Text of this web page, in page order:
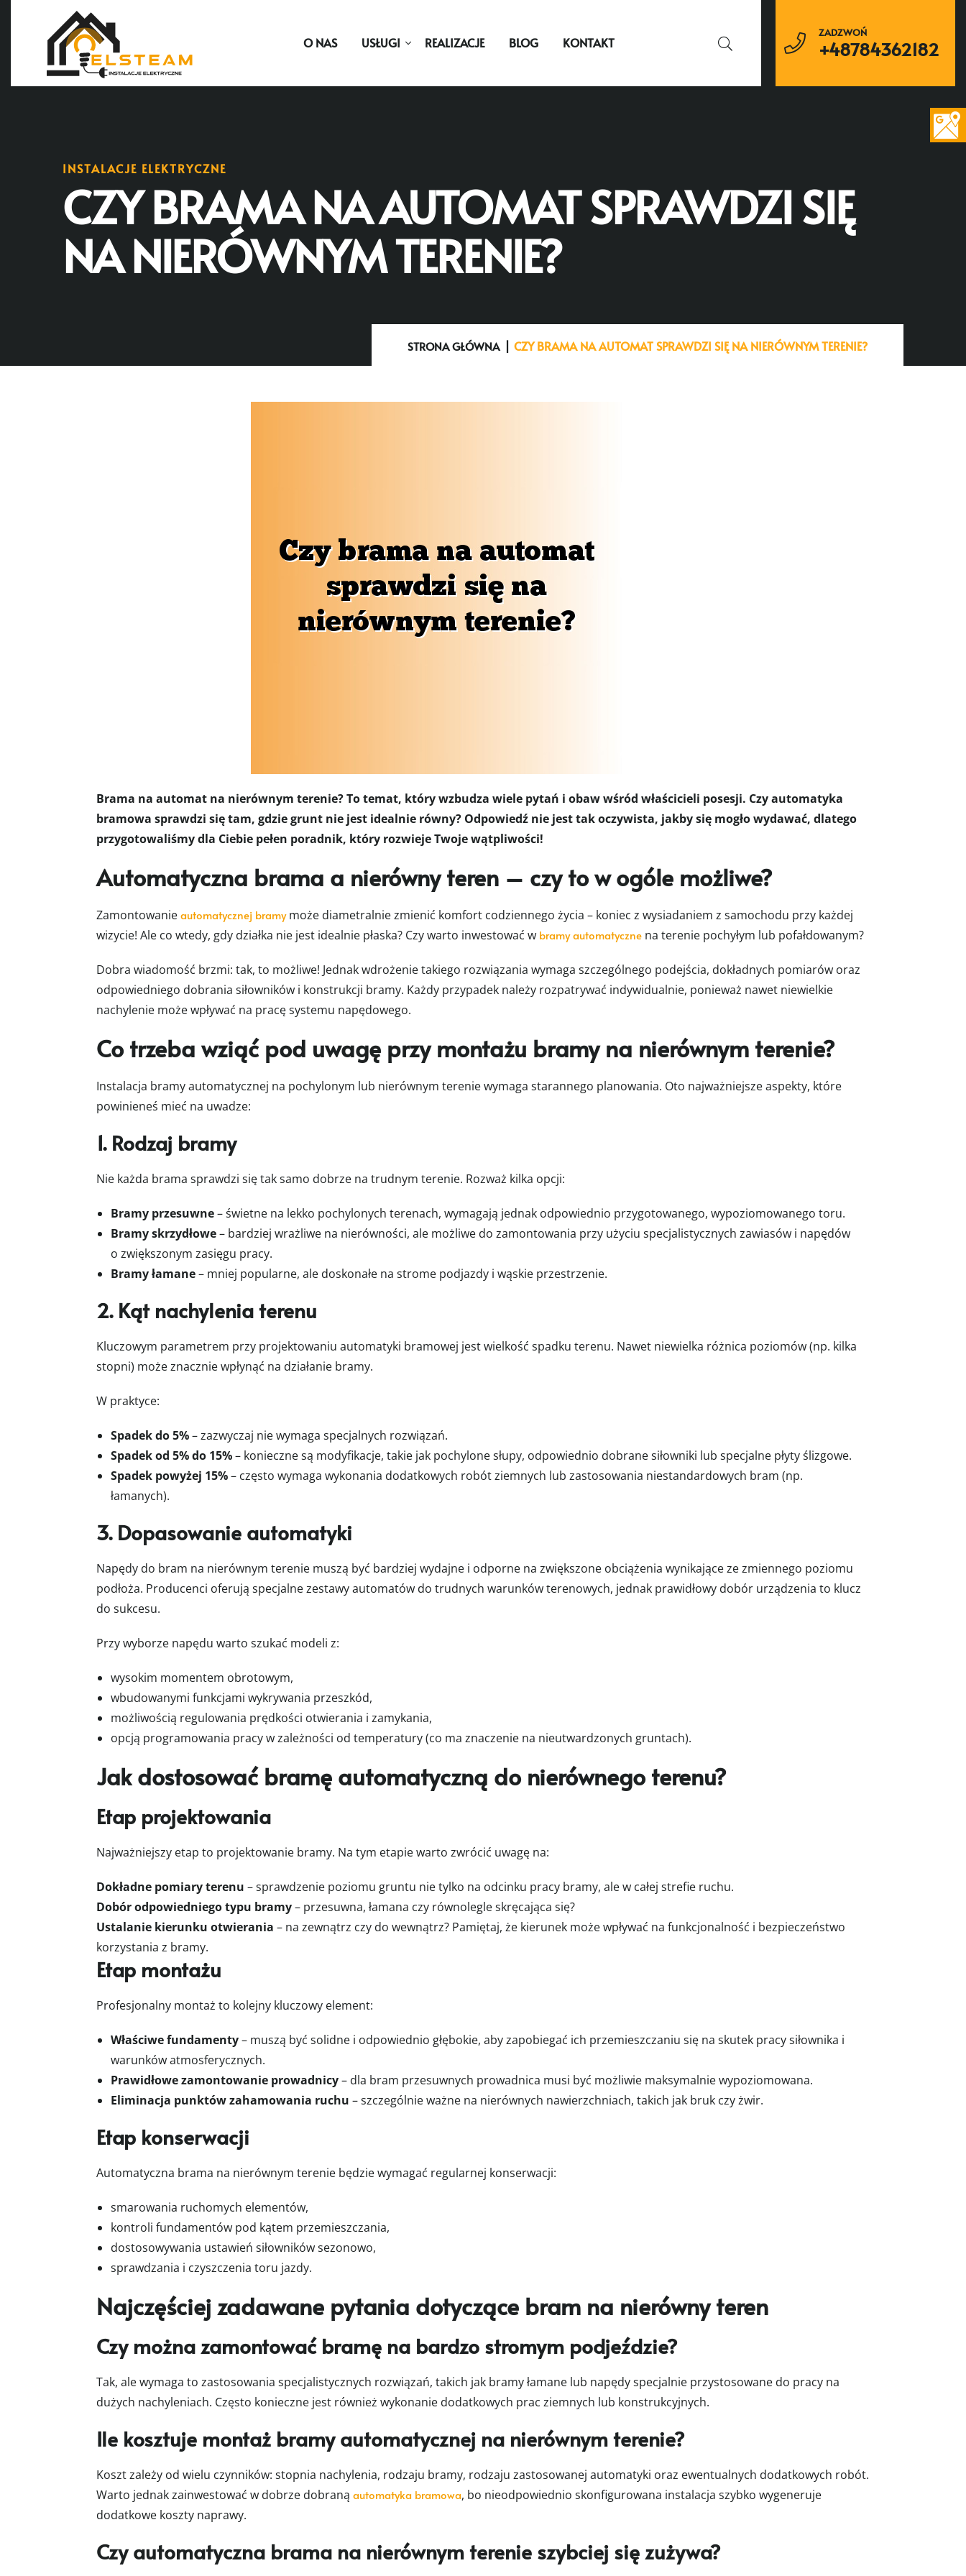
O NAS USŁUGI REALIZACJE BLOG KONTAKT
ZADZWOŃ
+48784362182
INSTALACJE ELEKTRYCZNE
CZY BRAMA NA AUTOMAT SPRAWDZI SIĘ
NA NIERÓWNYM TERENIE?
STRONA GŁÓWNA CZY BRAMA NA AUTOMAT SPRAWDZI SIĘ NA NIERÓWNYM TERENIE?
Brama na automat na nierównym terenie? To temat, który wzbudza wiele pytań i obaw wśród właścicieli posesji. Czy automatyka
bramowa sprawdzi się tam, gdzie grunt nie jest idealnie równy? Odpowiedź nie jest tak oczywista, jakby się mogło wydawać, dlatego
przygotowaliśmy dla Ciebie pełen poradnik, który rozwieje Twoje wątpliwości!
Automatyczna brama a nierówny teren – czy to w ogóle możliwe?
Zamontowanieautomatycznej bramymoże diametralnie zmienić komfort codziennego życia – koniec z wysiadaniem z samochodu przy każdej
wizycie! Ale co wtedy, gdy działka nie jest idealnie płaska? Czy warto inwestować w bramy automatyczne na terenie pochyłym lub pofałdowanym?
Dobra wiadomość brzmi: tak, to możliwe! Jednak wdrożenie takiego rozwiązania wymaga szczególnego podejścia, dokładnych pomiarów oraz
odpowiedniego dobrania siłowników i konstrukcji bramy. Każdy przypadek należy rozpatrywać indywidualnie, ponieważ nawet niewielkie
nachylenie może wpływać na pracę systemu napędowego.
Co trzeba wziąć pod uwagę przy montażu bramy na nierównym terenie?
Instalacja bramy automatycznej na pochylonym lub nierównym terenie wymaga starannego planowania. Oto najważniejsze aspekty, które
powinieneś mieć na uwadze:
1. Rodzaj bramy
Nie każda brama sprawdzi się tak samo dobrze na trudnym terenie. Rozważ kilka opcji:
Bramy przesuwne– świetne na lekko pochylonych terenach, wymagają jednak odpowiednio przygotowanego, wypoziomowanego toru.
Bramy skrzydłowe– bardziej wrażliwe na nierówności, ale możliwe do zamontowania przy użyciu specjalistycznych zawiasów i napędów
o zwiększonym zasięgu pracy.
Bramy łamane– mniej popularne, ale doskonałe na strome podjazdy i wąskie przestrzenie.
2. Kąt nachylenia terenu
Kluczowym parametrem przy projektowaniu automatyki bramowej jest wielkość spadku terenu. Nawet niewielka różnica poziomów (np. kilka
stopni) może znacznie wpłynąć na działanie bramy.
W praktyce:
Spadek do 5%– zazwyczaj nie wymaga specjalnych rozwiązań.
Spadek od 5% do 15%– konieczne są modyfikacje, takie jak pochylone słupy, odpowiednio dobrane siłowniki lub specjalne płyty ślizgowe.
Spadek powyżej 15%– często wymaga wykonania dodatkowych robót ziemnych lub zastosowania niestandardowych bram (np.
łamanych).
3. Dopasowanie automatyki
Napędy do bram na nierównym terenie muszą być bardziej wydajne i odporne na zwiększone obciążenia wynikające ze zmiennego poziomu
podłoża. Producenci oferują specjalne zestawy automatów do trudnych warunków terenowych, jednak prawidłowy dobór urządzenia to klucz
do sukcesu.
Przy wyborze napędu warto szukać modeli z:
wysokim momentem obrotowym,
wbudowanymi funkcjami wykrywania przeszkód,
możliwością regulowania prędkości otwierania i zamykania,
opcją programowania pracy w zależności od temperatury (co ma znaczenie na nieutwardzonych gruntach).
Jak dostosować bramę automatyczną do nierównego terenu?
Etap projektowania
Najważniejszy etap to projektowanie bramy. Na tym etapie warto zwrócić uwagę na:
Dokładne pomiary terenu – sprawdzenie poziomu gruntu nie tylko na odcinku pracy bramy, ale w całej strefie ruchu.
Dobór odpowiedniego typu bramy– przesuwna, łamana czy równolegle skręcająca się?
Ustalanie kierunku otwierania – na zewnątrz czy do wewnątrz? Pamiętaj, że kierunek może wpływać na funkcjonalność i bezpieczeństwo
korzystania z bramy.
Etap montażu
Profesjonalny montaż to kolejny kluczowy element:
Właściwe fundamenty– muszą być solidne i odpowiednio głębokie, aby zapobiegać ich przemieszczaniu się na skutek pracy siłownika i
warunków atmosferycznych.
Prawidłowe zamontowanie prowadnicy– dla bram przesuwnych prowadnica musi być możliwie maksymalnie wypoziomowana.
Eliminacja punktów zahamowania ruchu – szczególnie ważne na nierównych nawierzchniach, takich jak bruk czy żwir.
Etap konserwacji
Automatyczna brama na nierównym terenie będzie wymagać regularnej konserwacji:
smarowania ruchomych elementów,
kontroli fundamentów pod kątem przemieszczania,
dostosowywania ustawień siłowników sezonowo,
sprawdzania i czyszczenia toru jazdy.
Najczęściej zadawane pytania dotyczące bram na nierówny teren
Czy można zamontować bramę na bardzo stromym podjeździe?
Tak, ale wymaga to zastosowania specjalistycznych rozwiązań, takich jak bramy łamane lub napędy specjalnie przystosowane do pracy na
dużych nachyleniach. Często konieczne jest również wykonanie dodatkowych prac ziemnych lub konstrukcyjnych.
Ile kosztuje montaż bramy automatycznej na nierównym terenie?
Koszt zależy od wielu czynników: stopnia nachylenia, rodzaju bramy, rodzaju zastosowanej automatyki oraz ewentualnych dodatkowych robót.
Warto jednak zainwestować w dobrze dobranąautomatyka bramowa, bo nieodpowiednio skonfigurowana instalacja szybko wygeneruje
dodatkowe koszty naprawy.
Czy automatyczna brama na nierównym terenie szybciej się zużywa?